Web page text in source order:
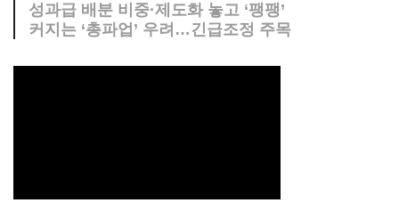
성과급 배분 비중·제도화 놓고 ‘팽팽’
커지는 ‘총파업’ 우려…긴급조정 주목